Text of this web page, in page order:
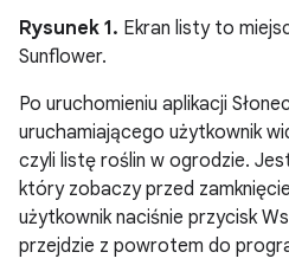
Rysunek 1. Ekran listy to
Sunflower.
Po uruchomieniu aplikacji
uruchamiającego użytkownik
czyli listę roślin w ogrodzie.
który zobaczy przed
użytkownik naciśnie przycisk
przejdzie z powrotem do